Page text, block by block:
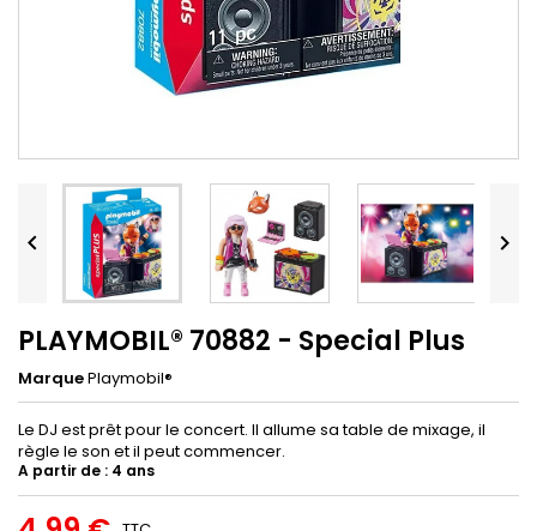
 
PLAYMOBIL® 70882 - Special Plus
MarquePlaymobil®
Le DJ est prêt pour le concert. Il allume sa table de mixage, il
règle le son et il peut commencer.
A partir de : 4 ans